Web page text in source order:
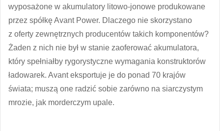
wyposażone w akumulatory litowo-jonowe produkowane
przez spółkę Avant Power. Dlaczego nie skorzystano
z oferty zewnętrznych producentów takich komponentów?
Żaden z nich nie był w stanie zaoferować akumulatora,
który spełniałby rygorystyczne wymagania konstruktorów
ładowarek. Avant eksportuje je do ponad 70 krajów
świata; muszą one radzić sobie zarówno na siarczystym
mrozie, jak morderczym upale.